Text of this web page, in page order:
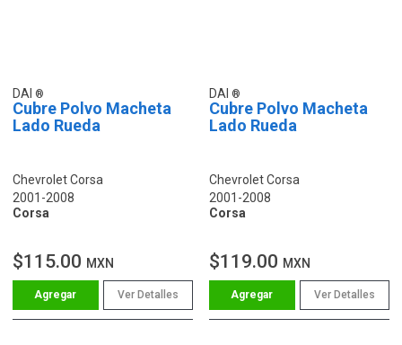
DAI
Cubre Polvo Macheta
Lado Rueda
Chevrolet Corsa
2001-2008
Corsa
$115.00 MXN
Ver Detalles
DAI
Cubre Polvo Macheta
Lado Rueda
Chevrolet Corsa
2001-2008
Corsa
$119.00 MXN
Ver Detalles